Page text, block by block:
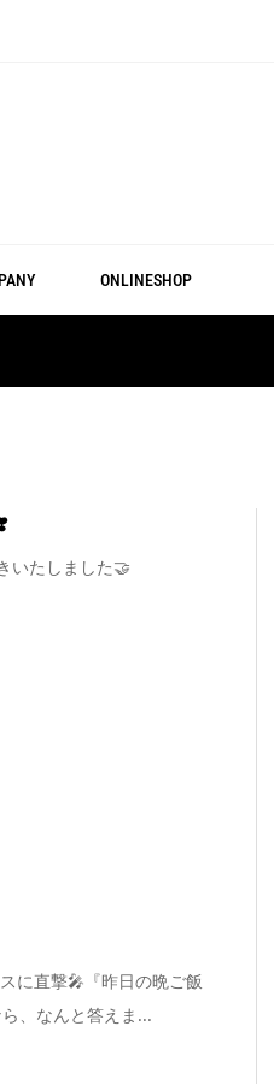
ONLINESHOP
いたしました🤝
に直撃🎤『昨日の晩ご飯
、なんと答えま...